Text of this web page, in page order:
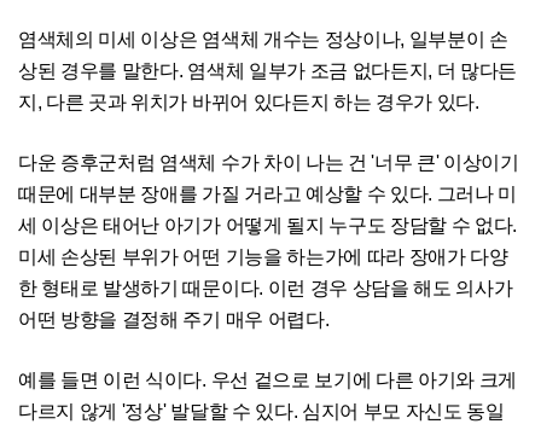
염색체의 미세 이상은 염색체 개수는 정상이나, 일부분이 손
상된 경우를 말한다. 염색체 일부가 조금 없다든지, 더 많다든
지, 다른 곳과 위치가 바뀌어 있다든지 하는 경우가 있다.
다운 증후군처럼 염색체 수가 차이 나는 건 '너무 큰' 이상이기
때문에 대부분 장애를 가질 거라고 예상할 수 있다. 그러나 미
세 이상은 태어난 아기가 어떻게 될지 누구도 장담할 수 없다.
미세 손상된 부위가 어떤 기능을 하는가에 따라 장애가 다양
한 형태로 발생하기 때문이다. 이런 경우 상담을 해도 의사가
어떤 방향을 결정해 주기 매우 어렵다.
예를 들면 이런 식이다. 우선 겉으로 보기에 다른 아기와 크게
다르지 않게 '정상' 발달할 수 있다. 심지어 부모 자신도 동일